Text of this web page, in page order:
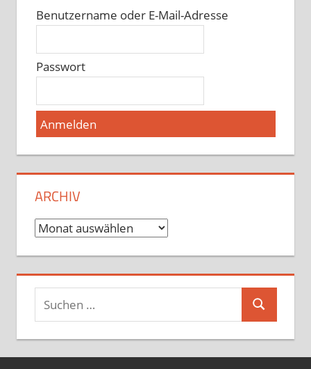
Benutzername oder E-Mail-Adresse
Passwort
ARCHIV
Archiv
Suchen
nach:
Suchen